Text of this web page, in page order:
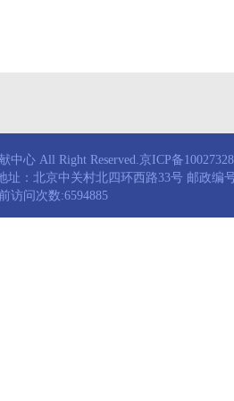
心 All Right Reserved.京ICP备
：北京中关村北四环西路33号 邮政编
访问次数:6594885